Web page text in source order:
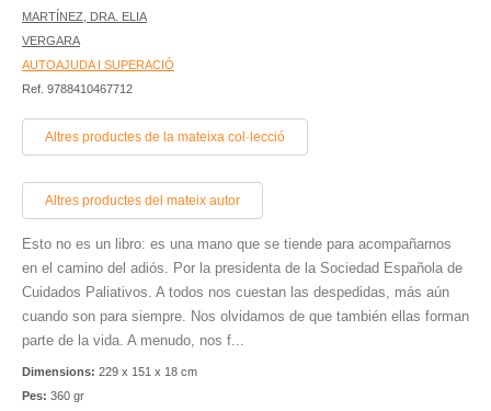
MARTÍNEZ, DRA. ELIA
VERGARA
AUTOAJUDA I SUPERACIÓ
Ref. 9788410467712
Altres productes de la mateixa col·lecció
Altres productes del mateix autor
Esto no es un libro: es una mano que se tiende para acompañarnos
en el camino del adiós. Por la presidenta de la Sociedad Española de
Cuidados Paliativos. A todos nos cuestan las despedidas, más aún
cuando son para siempre. Nos olvidamos de que también ellas forman
parte de la vida. A menudo, nos f...
Dimensions: 229 x 151 x 18 cm
Pes: 360 gr